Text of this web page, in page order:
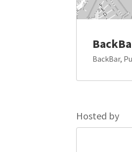
BackBar,
Hosted by